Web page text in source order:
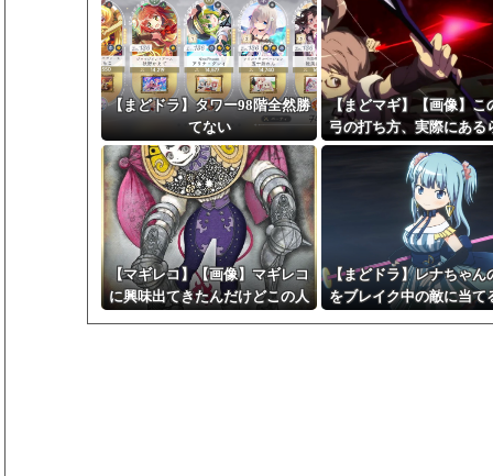
【まどドラ】タワー98階全然勝
てない
【まどマギ】【画像】こ
弓の打ち方、実際にある
て胸熱
【マギレコ】【画像】マギレコ
に興味出てきたんだけどこの人
【まどドラ】レナちゃん
をブレイク中の敵に当て